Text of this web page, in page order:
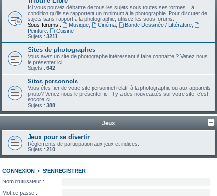
Ici vous pouvez débattre de tous les sujets sous toutes ses formes... à
condition qu'ils se rapportent un minimum à la photographie. Pour discuter de
sujets sans rapport à la photographie, utilisez les sous forums.
Sous-forums :
Musique, Cinéma, Bande Dessinée / Littérature,
Peinture
Cuisine
Sujets : 3211
Sites de photographes
Vous avez un site de photographe intéressant à faire connaitre ? Venez nous
le présenter ici !
Sujets : 642
Sites personnels
Vous êtes fier de votre site personnel relatif à la photographie ou aux appareils
photo? Venez nous le présenter ici. Il y a des nouveautés sur votre site, c'est
encore ici!
Sujets : 388
Jeux
Jeux pour se divertir
Règlements de participation aux jeux et indices.
Sujets : 210
CONNEXION • S’ENREGISTRER
Nom d’utilisateur :
Mot de passe :